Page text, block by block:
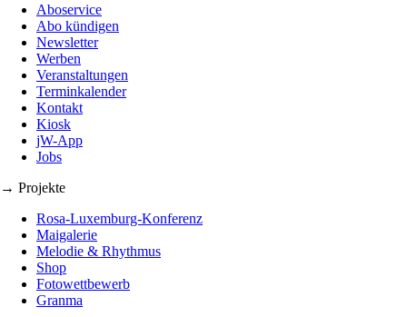
Aboservice
Abo kündigen
Newsletter
Werben
Veranstaltungen
Terminkalender
Kontakt
Kiosk
jW-App
Jobs
→ Projekte
Rosa-Luxemburg-Konferenz
Maigalerie
Melodie & Rhythmus
Shop
Fotowettbewerb
Granma